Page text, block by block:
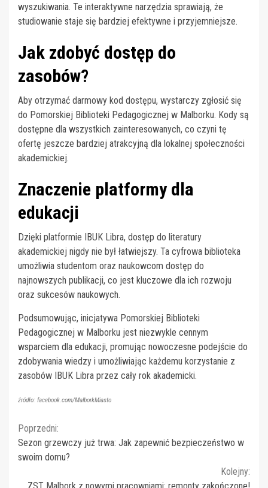
wyszukiwania. Te interaktywne narzędzia sprawiają, że
studiowanie staje się bardziej efektywne i przyjemniejsze.
Jak zdobyć dostęp do
zasobów?
Aby otrzymać darmowy kod dostępu, wystarczy zgłosić się
do Pomorskiej Biblioteki Pedagogicznej w Malborku. Kody są
dostępne dla wszystkich zainteresowanych, co czyni tę
ofertę jeszcze bardziej atrakcyjną dla lokalnej społeczności
akademickiej.
Znaczenie platformy dla
edukacji
Dzięki platformie IBUK Libra, dostęp do literatury
akademickiej nigdy nie był łatwiejszy. Ta cyfrowa biblioteka
umożliwia studentom oraz naukowcom dostęp do
najnowszych publikacji, co jest kluczowe dla ich rozwoju
oraz sukcesów naukowych.
Podsumowując, inicjatywa Pomorskiej Biblioteki
Pedagogicznej w Malborku jest niezwykle cennym
wsparciem dla edukacji, promując nowoczesne podejście do
zdobywania wiedzy i umożliwiając każdemu korzystanie z
zasobów IBUK Libra przez cały rok akademicki.
źródło: facebook.com/MalborkMiasto
Continue
Reading
Poprzedni:
Sezon grzewczy już trwa: Jak zapewnić bezpieczeństwo w
swoim domu?
Kolejny: